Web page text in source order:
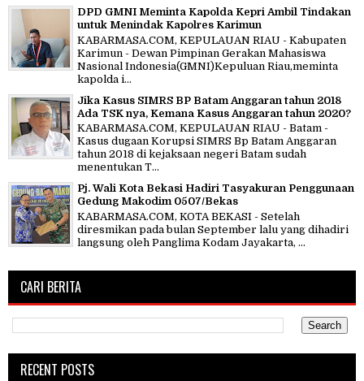
DPD GMNI Meminta Kapolda Kepri Ambil Tindakan
untuk Menindak Kapolres Karimun
KABARMASA.COM, KEPULAUAN RIAU - Kabupaten
Karimun - Dewan Pimpinan Gerakan Mahasiswa
Nasional Indonesia(GMNI)Kepuluan Riau,meminta
kapolda i...
Jika Kasus SIMRS BP Batam Anggaran tahun 2018
Ada TSK nya, Kemana Kasus Anggaran tahun 2020?
KABARMASA.COM, KEPULAUAN RIAU - Batam -
Kasus dugaan Korupsi SIMRS Bp Batam Anggaran
tahun 2018 di kejaksaan negeri Batam sudah
menentukan T...
Pj. Wali Kota Bekasi Hadiri Tasyakuran Penggunaan
Gedung Makodim 0507/Bekas
KABARMASA.COM, KOTA BEKASI - Setelah
diresmikan pada bulan September lalu yang dihadiri
langsung oleh Panglima Kodam Jayakarta, ...
CARI BERITA
RECENT POSTS